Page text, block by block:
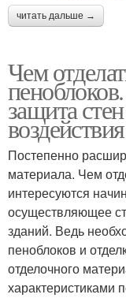
читать дальше →
Чем
защита
Постепенно
материала. Чем
интересуются
осуществляющее
зданий. Ведь
пеноблоков и
отделочного
характеристиками